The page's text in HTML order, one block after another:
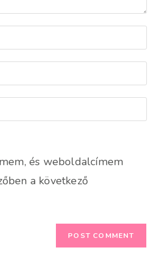
és weboldalcímem
a következő